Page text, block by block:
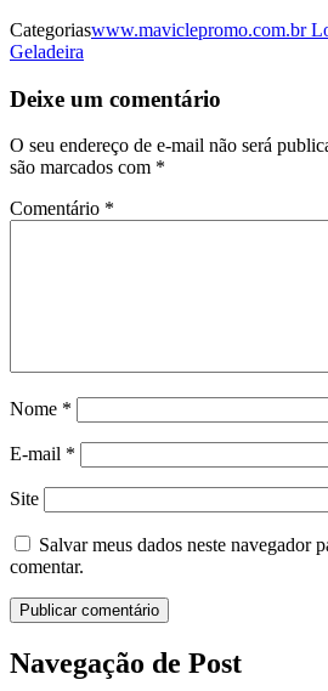
Categoriaswww.maviclepromo.com.br
Geladeira
Deixe um comentário
O seu endereço de e-mail não será
são marcados com *
Comentário *
Nome *
E-mail *
Site
Salvar meus dados neste navegador
comentar.
Navegação de Post